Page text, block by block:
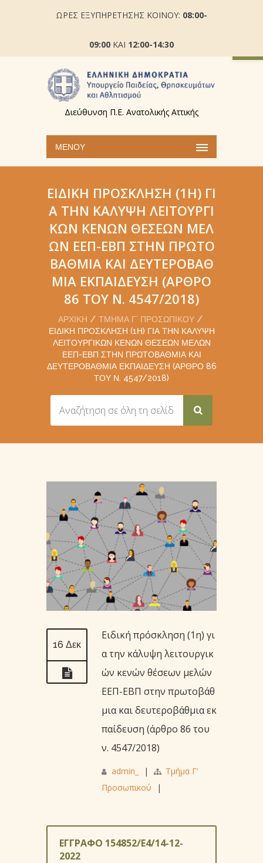
ΩΡΕΣ ΕΞΥΠΗΡΕΤΗΣΗΣ ΚΟΙΝΟΥ: 08:00-
09:00 ΚΑΙ 12:00-14:30
Διεύθυνση Π.Ε. Ανατολικής Αττικής
ΜΕΝΟΎ
ΕΙΔΙΚΉ ΠΡΌΣΚΛΗΣΗ (1Η) ΓΙ
Α ΤΗΝ ΚΆΛΥΨΗ ΛΕΙΤΟΥΡΓΙ
ΚΏΝ ΚΕΝΏΝ ΘΈΣΕΩΝ ΜΕΛ
ΏΝ ΕΕΠ-ΕΒΠ ΣΤΗΝ ΠΡΩΤΟ
ΒΆΘΜΙΑ ΚΑΙ ΔΕΥΤΕΡΟΒΆΘ
ΜΙΑ ΕΚΠΑΊΔΕΥΣΗ (ΆΡΘΡΟ
86 ΤΟΥ Ν. 4547/2018)
ΑΡΧΙΚΉ
ΤΜΉΜΑ Γ’ ΠΡΟΣΩΠΙΚΟΎ
ΕΙΔΙΚΉ ΠΡΌΣΚΛΗΣΗ (1Η) ΓΙΑ ΤΗΝ ΚΆΛΥΨΗ
ΛΕΙΤΟΥΡΓΙΚΏΝ ΚΕΝΏΝ ΘΈΣΕΩΝ ΜΕΛΏΝ
ΕΕΠ-ΕΒΠ ΣΤΗΝ ΠΡΩΤΟΒΆΘΜΙΑ ΚΑΙ
ΔΕΥΤΕΡΟΒΆΘΜΙΑ ΕΚΠΑΊΔΕΥΣΗ (ΆΡΘΡΟ 86
ΤΟΥ Ν. 4547/2018)
16 Δεκ
Ειδική πρόσκληση (1η) γι
α την κάλυψη λειτουργικ
ών κενών θέσεων μελών
ΕΕΠ-ΕΒΠ στην πρωτοβάθ
μια και δευτεροβάθμια εκ
παίδευση (άρθρο 86 του
ν. 4547/2018)
admin_ |
Τμήμα Γ’
Προσωπικού
|
ΕΓΓΡΑΦΟ 154852/Ε4/14-12-
2022